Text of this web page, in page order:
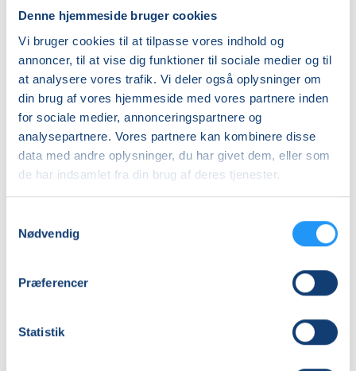
Denne hjemmeside bruger cookies
Vi bruger cookies til at tilpasse vores indhold og
annoncer, til at vise dig funktioner til sociale medier og til
at analysere vores trafik. Vi deler også oplysninger om
din brug af vores hjemmeside med vores partnere inden
for sociale medier, annonceringspartnere og
analysepartnere. Vores partnere kan kombinere disse
data med andre oplysninger, du har givet dem, eller som
de har indsamlet fra din brug af deres tjenester.
Nødvendig
Præferencer
Statistik
DKK 250,00
Nummer
462410
Mødegang
lørdag 05.09.2026, kl. 10.00 - 12.00
Adresse
enden af Lerbjergvej)
Praktiske oplysninger